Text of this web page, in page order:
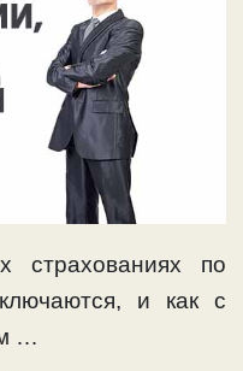
страхованиях по
и как с
…